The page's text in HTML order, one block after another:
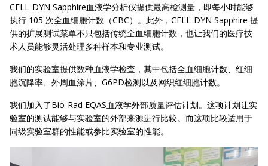
CELL-DYN Sapphire血液学分析仪提供最高检测量，即每小时能够
执行 105 次全血细胞计数（CBC）。此外，CELL-DYN Sapphire 提
供的扩展测试菜单不只包括传统全血细胞计数，也让我们的医疗技
术人员能够灵活处理多种样本和专业测试。
我们的实验室提供数种血液学检查，其中包括全血细胞计数、红细
胞沉降率、外周血涂片、G6PD检测以及网织红细胞计数。
我们加入了Bio-Rad EQAS血液学外部质量评估计划。这项计划让实
验室的测试能够与实验室的外部来源进行比较。而这项比较适用于
同级实验室群的性能或参比实验室的性能。